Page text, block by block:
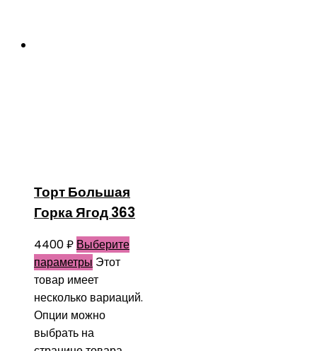
Торт Большая
Горка Ягод 363
4400₽ Выберите
параметры Этот
товар имеет
несколько вариаций.
Опции можно
выбрать на